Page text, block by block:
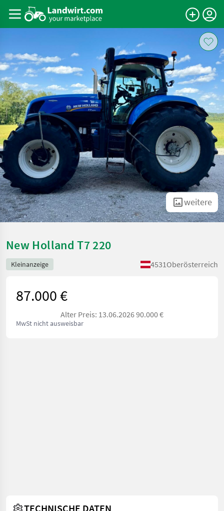
weitere
New Holland T7 220
Kleinanzeige 4531Oberösterreich
87.000 €
Alter Preis: 13.06.2026 90.000 €
MwSt nicht ausweisbar
TECHNISCHE DATEN